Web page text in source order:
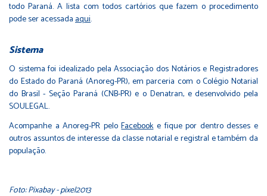
todo Paraná. A lista com todos cartórios que fazem o procedimento
pode ser acessadaaqui.
Sistema
O sistema foi idealizado pela Associação dos Notários e Registradores
do Estado do Paraná (Anoreg-PR), em parceria com o Colégio Notarial
do Brasil - Seção Paraná (CNB-PR) e o Denatran, e desenvolvido pela
SOULEGAL.
Acompanhe a Anoreg-PR peloFacebooke fique por dentro desses e
outros assuntos de interesse da classe notarial e registral e também da
população.
Foto: Pixabay - pixel2013